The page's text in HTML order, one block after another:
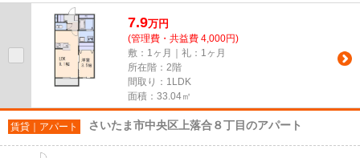
下さい。当社は、お客様のライ...
7.9万円
(管理費・共益費 4,000円)
敷：1ヶ月｜礼：1ヶ月
所在階：2階
間取り：1LDK
面積：33.04㎡
賃貸｜アパート さいたま市中央区上落合８丁目のアパート